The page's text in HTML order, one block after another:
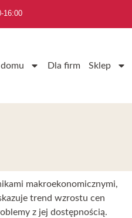
16:00
Dla firm Sklep
makroekonomicznymi,
trend wzrostu cen
z jej dostępnością.